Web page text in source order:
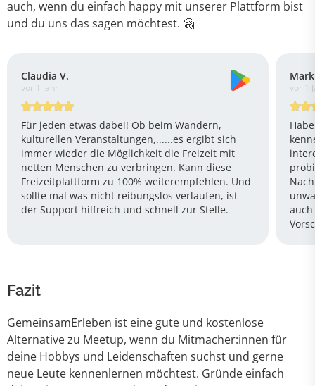
auch, wenn du einfach happy mit unserer Plattform bist
und du uns das sagen möchtest. 🤗
Claudia V.
vor 1 Jahr
Für jeden etwas dabei! Ob beim Wandern,
kulturellen Veranstaltungen,......es ergibt sich
immer wieder die Möglichkeit die Freizeit mit
netten Menschen zu verbringen. Kann diese
Freizeitplattform zu 100% weiterempfehlen. Und
sollte mal was nicht reibungslos verlaufen, ist
der Support hilfreich und schnell zur Stelle.
vor 1
Fazit
GemeinsamErleben ist eine gute und kostenlose
Alternative zu Meetup, wenn du Mitmacher:innen für
deine Hobbys und Leidenschaften suchst und gerne
neue Leute kennenlernen möchtest. Gründe einfach